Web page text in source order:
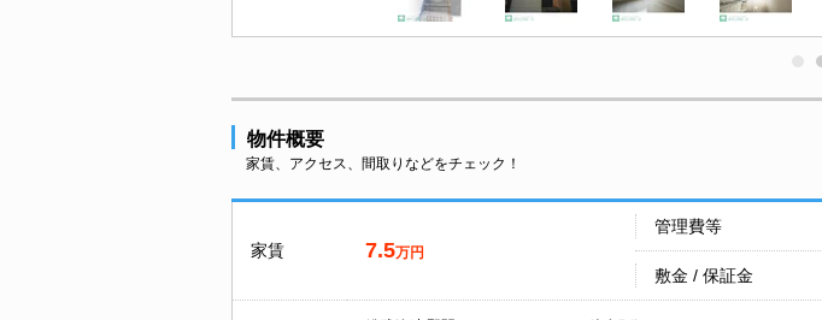
物件概要
家賃、アクセス、間取りなどをチェック！
家賃 7.5万円
管理費等
敷金 / 保証金